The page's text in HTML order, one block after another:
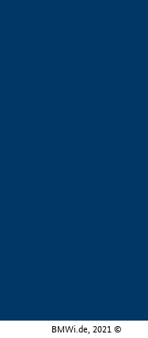
BMWi.de, 2021 ©